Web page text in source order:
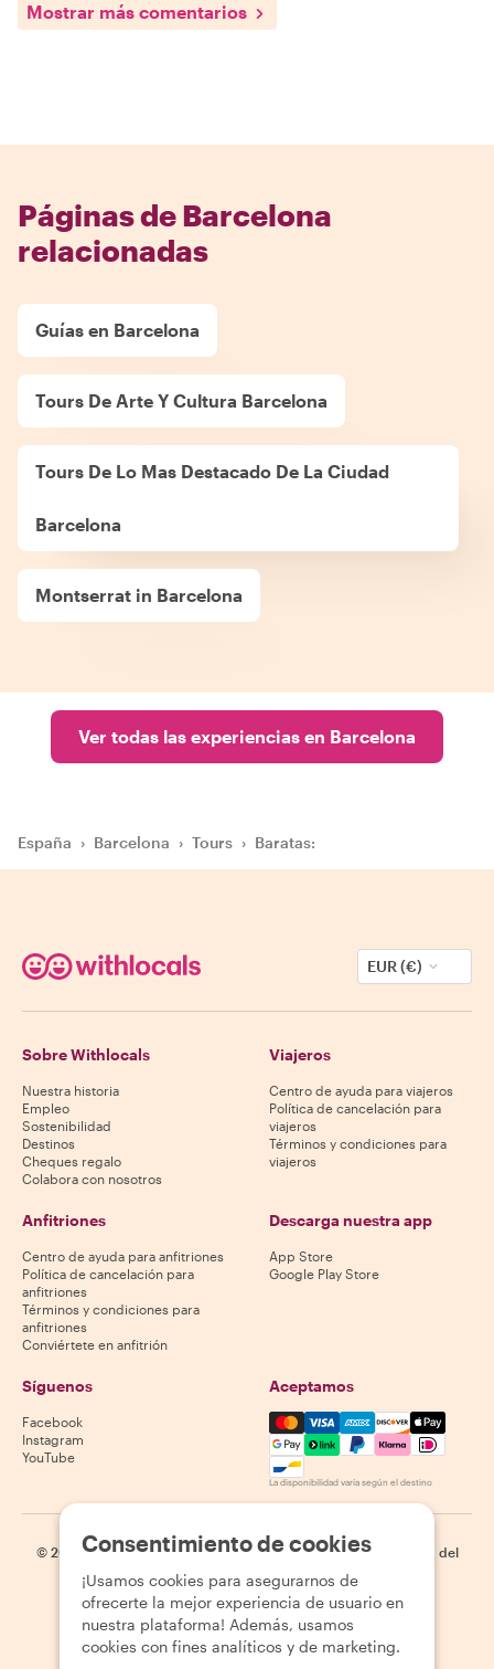
Mostrar más comentarios
Páginas de Barcelona
relacionadas
Guías en Barcelona
Tours De Arte Y Cultura Barcelona
Tours De Lo Mas Destacado De La Ciudad
Barcelona
Montserrat in Barcelona
Ver todas las experiencias en Barcelona
España › Barcelona › Tours › Baratas:
EUR (€)
Sobre Withlocals
Nuestra historia
Empleo
Sostenibilidad
Destinos
Cheques regalo
Colabora con nosotros
Viajeros
Centro de ayuda para viajeros
Política de cancelación para
viajeros
Términos y condiciones para
viajeros
Anfitriones
Centro de ayuda para anfitriones
Política de cancelación para
anfitriones
Términos y condiciones para
anfitriones
Conviértete en anfitrión
Descarga nuestra app
App Store
Google Play Store
Síguenos
Facebook
Instagram
YouTube
Aceptamos
Mastercard, Visa, Amex,
La disponibilidad varía según el destino
© 2026 Withlocals.com | Política de privacidad | Cookies
Mapa del
Consentimiento de cookies
¡Usamos cookies para asegurarnos de
ofrecerte la mejor experiencia de usuario en
nuestra plataforma! Además, usamos
cookies con fines analíticos y de marketing.